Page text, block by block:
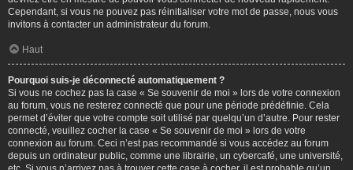
Cependant, si vous ne pouvez pas réinitialiser votre mot de passe, nous vous
invitons à contacter un administrateur du forum.
Haut
Pourquoi suis-je déconnecté automatiquement ?
Si vous ne cochez pas la case « Se souvenir de moi » lors de votre connexion
au forum, vous ne resterez connecté que pour une période prédéfinie. Cela
permet d’éviter que votre compte soit utilisé par quelqu’un d’autre. Pour rester
connecté, veuillez cocher la case « Se souvenir de moi » lors de votre
connexion au forum. Ceci n’est pas recommandé si vous accédez au forum
depuis un ordinateur public, comme une librairie, un cybercafé, une université,